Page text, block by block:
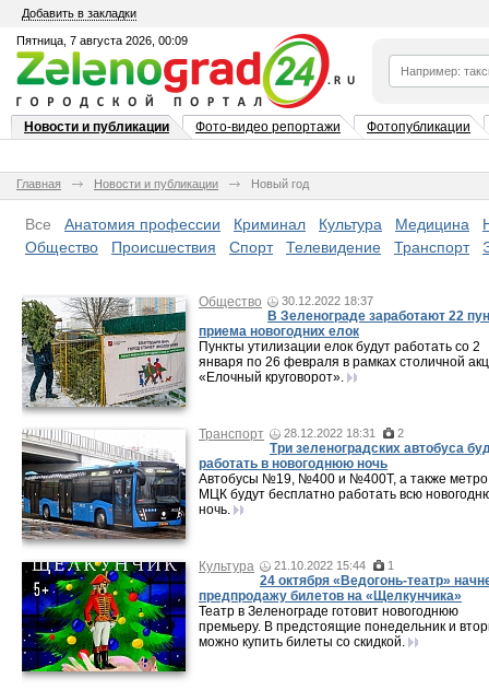
Добавить в закладки
Пятница, 7 августа 2026, 00:09
Новости и публикации Фото-видео репортажи Фотопубликации
Главная Новости и публикации Новый год
Все Анатомия профессии Криминал Культура Медицина
Общество
Происшествия Спорт Телевидение Транспорт
Общество 30.12.2022 18:37
В Зеленограде заработают 22
приема новогодних елок
Пункты утилизации елок будут работать со 2
января по 26 февраля в рамках столичной
«Елочный круговорот».
Транспорт 28.12.2022 18:31 2
Три зеленоградских автобуса
работать в новогоднюю ночь
Автобусы №19, №400 и №400Т, а также
МЦК будут бесплатно работать всю
ночь.
Культура 21.10.2022 15:44 1
24 октября «Ведогонь-театр»
предпродажу билетов на «Щелкунчика»
Театр в Зеленограде готовит новогоднюю
премьеру. В предстоящие понедельник и
можно купить билеты со скидкой.